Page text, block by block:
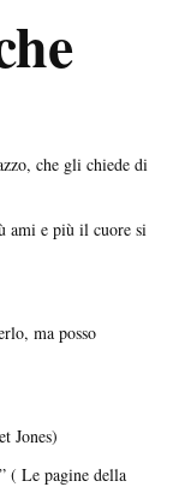
che gli chiede di
ami e più il cuore si
ma posso
Jones)
( Le pagine della